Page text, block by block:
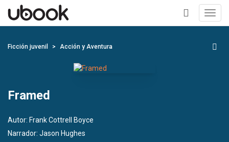
+
Ficción juvenil Acción y Aventura
Framed
Autor: Frank Cottrell Boyce
Narrador: Jason Hughes